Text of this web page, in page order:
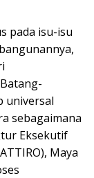
pada isu-isu
universal
sebagaimana
Eksekutif
Maya